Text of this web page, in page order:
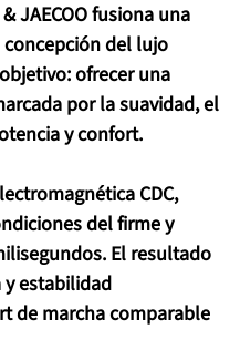
JAECOO fusiona una
concepción del lujo
ofrecer una
por la suavidad, el
y confort.
CDC,
del firme y
El resultado
y estabilidad
de marcha comparable